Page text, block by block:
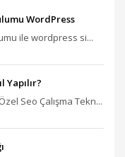
WordPress
ile wordpress si...
Yapılır?
Seo Çalışma Tekn...